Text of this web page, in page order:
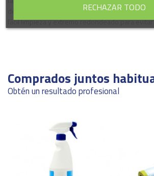
de termofusión para evitar costuras. Cuenta
fácil limpieza y extremo redondeado para
Comprados juntos
Obtén un resultado profesional
RECHAZAR TODO